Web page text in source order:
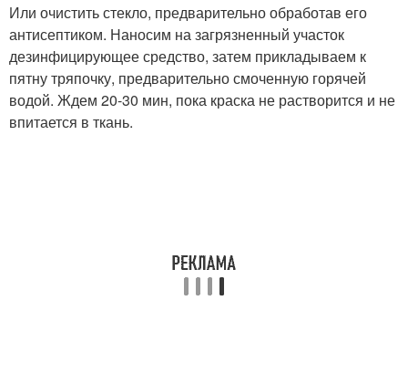
Или очистить стекло, предварительно обработав его
антисептиком. Наносим на загрязненный участок
дезинфицирующее средство, затем прикладываем к
пятну тряпочку, предварительно смоченную горячей
водой. Ждем 20-30 мин, пока краска не растворится и не
впитается в ткань.